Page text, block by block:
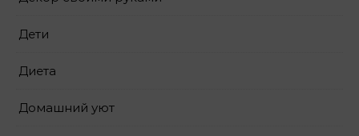
Дети
Диета
Домашний уют